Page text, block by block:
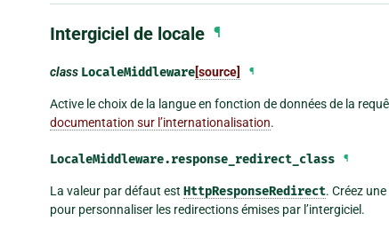
Intergiciel de locale ¶
class LocaleMiddleware[source] ¶
Active le choix de la langue en fonction de données de la
documentation sur l’internationalisation.
LocaleMiddleware.response_redirect_class ¶
La valeur par défaut est HttpResponseRedirect. Créez
pour personnaliser les redirections émises par l’intergiciel.